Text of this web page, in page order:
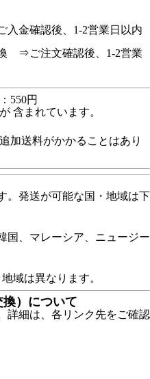
金確認後、1-2営業日以内
⇒ご注文確認後、1-2営業
550円
含まれています。
加送料がかかることはあり
。発送が可能な国・地域は下
国、マレーシア、ニュージー
域は異なります。
）について
詳細は、各リンク先をご確認